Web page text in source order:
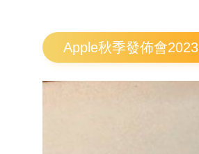
Apple秋季發佈會2023